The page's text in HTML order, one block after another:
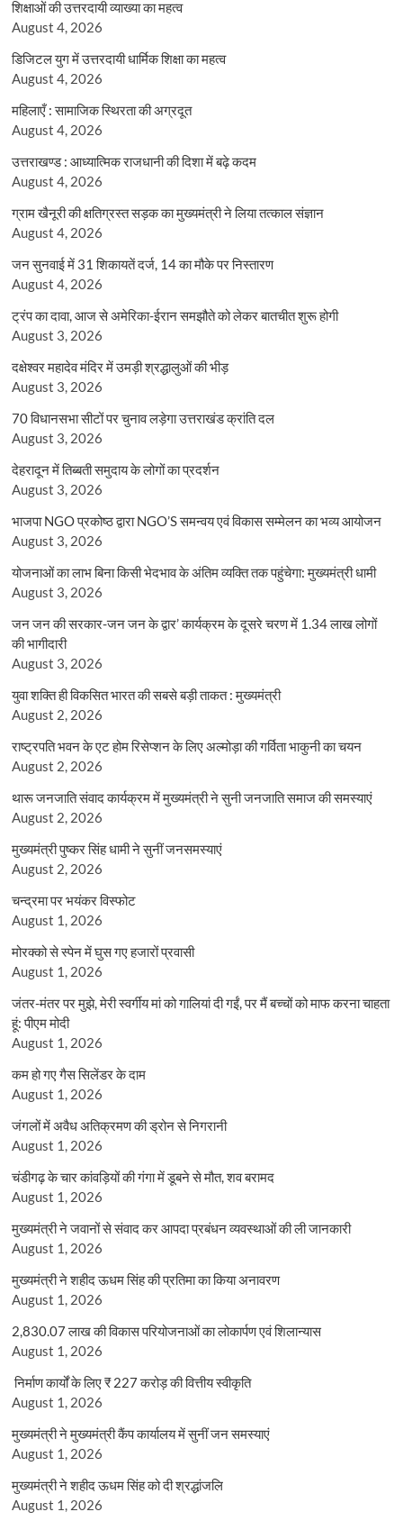
शिक्षाओं की उत्तरदायी व्याख्या का महत्व
August 4, 2026
डिजिटल युग में उत्तरदायी धार्मिक शिक्षा का महत्व
August 4, 2026
महिलाएँ : सामाजिक स्थिरता की अग्रदूत
August 4, 2026
उत्तराखण्ड : आध्यात्मिक राजधानी की दिशा में बढ़े कदम
August 4, 2026
ग्राम खैनूरी की क्षतिग्रस्त सड़क का मुख्यमंत्री ने लिया तत्काल संज्ञान
August 4, 2026
जन सुनवाई में 31 शिकायतें दर्ज, 14 का मौके पर निस्तारण
August 4, 2026
ट्रंप का दावा, आज से अमेरिका-ईरान समझौते को लेकर बातचीत शुरू होगी
August 3, 2026
दक्षेश्वर महादेव मंदिर में उमड़ी श्रद्धालुओं की भीड़
August 3, 2026
70 विधानसभा सीटों पर चुनाव लड़ेगा उत्तराखंड क्रांति दल
August 3, 2026
देहरादून में तिब्बती समुदाय के लोगों का प्रदर्शन
August 3, 2026
भाजपा NGO प्रकोष्ठ द्वारा NGO’S समन्वय एवं विकास सम्मेलन का भव्य आयोजन
August 3, 2026
योजनाओं का लाभ बिना किसी भेदभाव के अंतिम व्यक्ति तक पहुंचेगा: मुख्यमंत्री धामी
August 3, 2026
जन जन की सरकार-जन जन के द्वार’ कार्यक्रम के दूसरे चरण में 1.34 लाख लोगों
की भागीदारी
August 3, 2026
युवा शक्ति ही विकसित भारत की सबसे बड़ी ताकत : मुख्यमंत्री
August 2, 2026
राष्ट्रपति भवन के एट होम रिसेप्शन के लिए अल्मोड़ा की गर्विता भाकुनी का चयन
August 2, 2026
थारू जनजाति संवाद कार्यक्रम में मुख्यमंत्री ने सुनी जनजाति समाज की समस्याएं
August 2, 2026
मुख्यमंत्री पुष्कर सिंह धामी ने सुनीं जनसमस्याएं
August 2, 2026
चन्द्रमा पर भयंकर विस्फोट
August 1, 2026
मोरक्को से स्पेन में घुस गए हजारों प्रवासी
August 1, 2026
जंतर-मंतर पर मुझे, मेरी स्वर्गीय मां को गालियां दी गईं, पर मैं बच्चों को माफ करना चाहता
हूं: पीएम मोदी
August 1, 2026
कम हो गए गैस सिलेंडर के दाम
August 1, 2026
जंगलों में अवैध अतिक्रमण की ड्रोन से निगरानी
August 1, 2026
चंडीगढ़ के चार कांवड़ियों की गंगा में डूबने से मौत, शव बरामद
August 1, 2026
मुख्यमंत्री ने जवानों से संवाद कर आपदा प्रबंधन व्यवस्थाओं की ली जानकारी
August 1, 2026
मुख्यमंत्री ने शहीद ऊधम सिंह की प्रतिमा का किया अनावरण
August 1, 2026
2,830.07 लाख की विकास परियोजनाओं का लोकार्पण एवं शिलान्यास
August 1, 2026
निर्माण कार्यों के लिए ₹ 227 करोड़ की वित्तीय स्वीकृति
August 1, 2026
मुख्यमंत्री ने मुख्यमंत्री कैंप कार्यालय में सुनीं जन समस्याएं
August 1, 2026
मुख्यमंत्री ने शहीद ऊधम सिंह को दी श्रद्धांजलि
August 1, 2026